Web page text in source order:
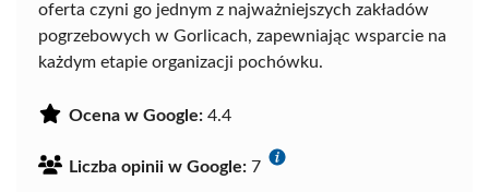
oferta czyni go jednym z najważniejszych zakładów
pogrzebowych w Gorlicach, zapewniając wsparcie na
każdym etapie organizacji pochówku.
Ocena w Google: 4.4
Liczba opinii w Google: 7